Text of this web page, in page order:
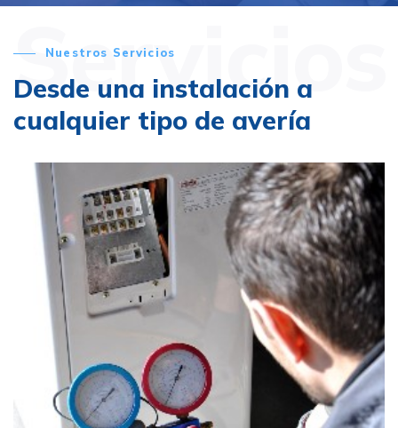
Servicios
Nuestros Servicios
Desde una instalación a
cualquier tipo de avería